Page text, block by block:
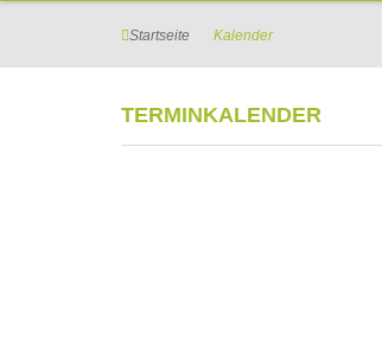
Startseite Kalender
TERMINKALENDER